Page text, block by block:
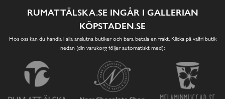
RUMATTÄLSKA.SE INGÅR I GALLERIAN
KÖPSTADEN.SE
Hos oss kan du handla i alla anslutna butiker och bara betala en frakt. Klicka på valfri butik
nedan (din varukorg följer automatiskt med):